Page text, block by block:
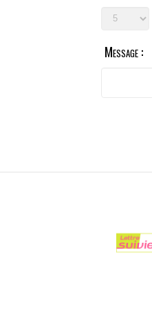
Message :